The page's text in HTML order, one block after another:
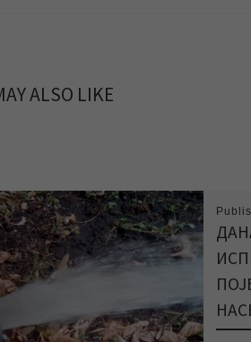
ALSO LIKE